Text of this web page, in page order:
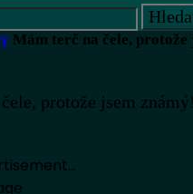
Mám terč na čele,
protože jsem